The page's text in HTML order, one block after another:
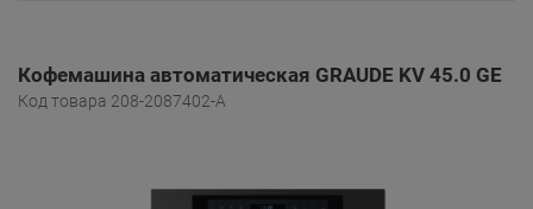
Кофемашина автоматическая GRAUDE KV 45.0 GE
Код товара 208-2087402-A